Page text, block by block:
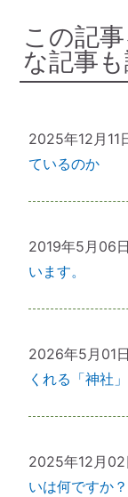
この記
な記事
2025年12月11
ているのか
2019年5月06日
います。
2026年5月01日
くれる「神社」
2025年12月02
いは何ですか？